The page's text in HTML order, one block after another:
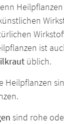
ist
üblich.
Heilpflanzen
sind rohe